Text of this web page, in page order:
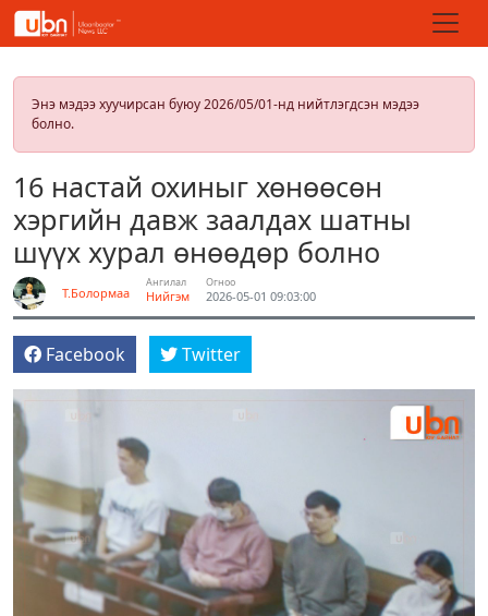
Энэ мэдээ хуучирсан буюу 2026/05/01-нд нийтлэгдсэн мэдээ
болно.
16 настай охиныг хөнөөсөн
хэргийн давж заалдах шатны
шүүх хурал өнөөдөр болно
Т.Болормаа
Ангилал
Нийгэм
Огноо
2026-05-01 09:03:00
Facebook Twitter